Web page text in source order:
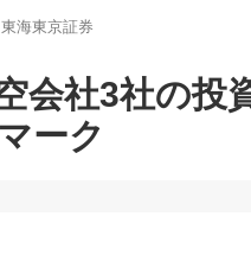
東海東京証券
会社3社の投
ーク